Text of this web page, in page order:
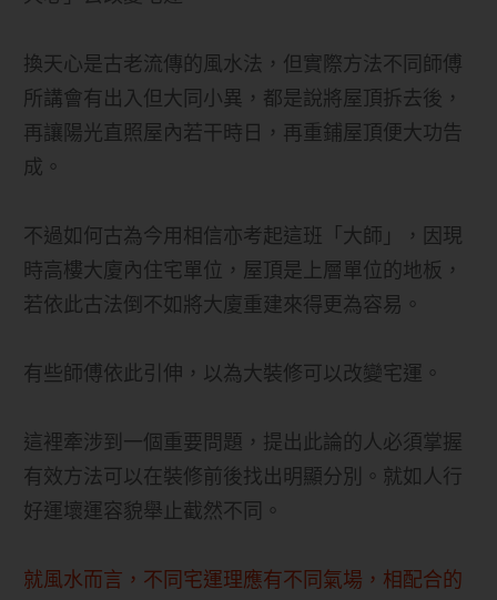
換天心是古老流傳的風水法，但實際方法不同師傅
所講會有出入但大同小異，都是說將屋頂拆去後，
再讓陽光直照屋內若干時日，再重鋪屋頂便大功告
成。
不過如何古為今用相信亦考起這班「大師」，因現
時高樓大廈內住宅單位，屋頂是上層單位的地板，
若依此古法倒不如將大廈重建來得更為容易。
有些師傅依此引伸，以為大裝修可以改變宅運。
這裡牽涉到一個重要問題，提出此論的人必須掌握
有效方法可以在裝修前後找出明顯分別。就如人行
好運壞運容貌舉止截然不同。
就風水而言，不同宅運理應有不同氣場，相配合的